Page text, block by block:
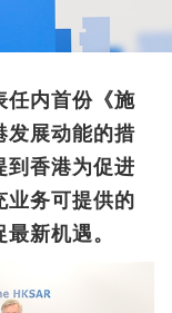
任内首份《施
发展动能的措
到香港为促进
业务可提供的
新机遇。